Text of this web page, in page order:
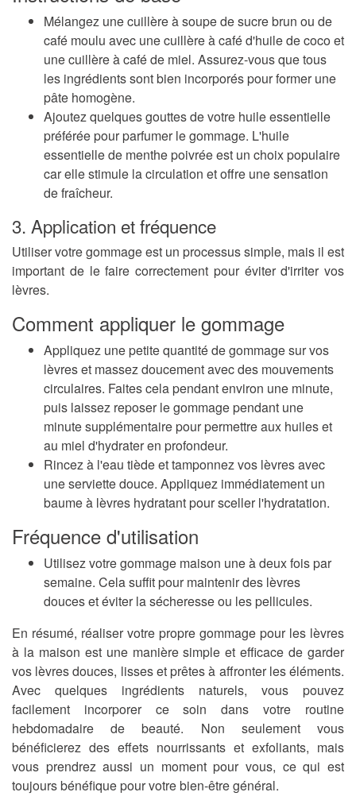
Mélangez une cuillère à soupe de sucre brun ou de
café moulu avec une cuillère à café d'huile de coco et
une cuillère à café de miel. Assurez-vous que tous
les ingrédients sont bien incorporés pour former une
pâte homogène.
Ajoutez quelques gouttes de votre huile essentielle
préférée pour parfumer le gommage. L'huile
essentielle de menthe poivrée est un choix populaire
car elle stimule la circulation et offre une sensation
de fraîcheur.
3. Application et fréquence
Utiliser votre gommage est un processus simple, mais il est
important de le faire correctement pour éviter d'irriter vos
lèvres.
Comment appliquer le gommage
Appliquez une petite quantité de gommage sur vos
lèvres et massez doucement avec des mouvements
circulaires. Faites cela pendant environ une minute,
puis laissez reposer le gommage pendant une
minute supplémentaire pour permettre aux huiles et
au miel d'hydrater en profondeur.
Rincez à l'eau tiède et tamponnez vos lèvres avec
une serviette douce. Appliquez immédiatement un
baume à lèvres hydratant pour sceller l'hydratation.
Fréquence d'utilisation
Utilisez votre gommage maison une à deux fois par
semaine. Cela suffit pour maintenir des lèvres
douces et éviter la sécheresse ou les pellicules.
En résumé, réaliser votre propre gommage pour les lèvres
à la maison est une manière simple et efficace de garder
vos lèvres douces, lisses et prêtes à affronter les éléments.
Avec quelques ingrédients naturels, vous pouvez
facilement incorporer ce soin dans votre routine
hebdomadaire de beauté. Non seulement vous
bénéficierez des effets nourrissants et exfoliants, mais
vous prendrez aussi un moment pour vous, ce qui est
toujours bénéfique pour votre bien-être général.